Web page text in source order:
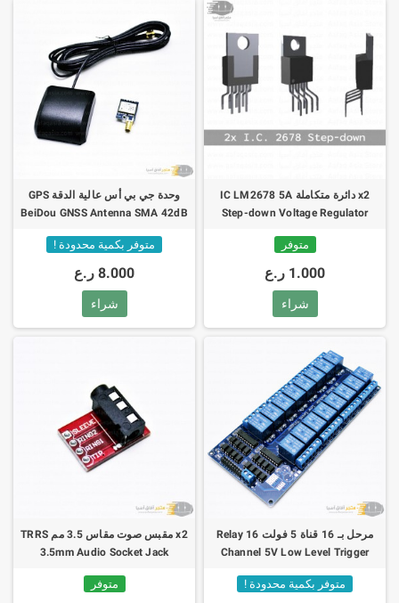
x2 دائرة متكاملة IC LM2678 5A
Step-down Voltage Regulator
متوفر
1.000 ر.ع
شراء
وحدة جي بي أس عالية الدقة GPS
BeiDou GNSS Antenna SMA 42dB
متوفر بكمية محدودة !
8.000 ر.ع
شراء
مرحل بـ 16 قناة 5 فولت Relay 16
Channel 5V Low Level Trigger
متوفر بكمية محدودة !
x2 مقبس صوت مقاس 3.5 مم TRRS
3.5mm Audio Socket Jack
متوفر